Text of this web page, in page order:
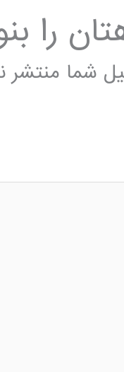
را
شما